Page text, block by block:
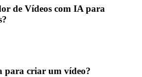
de Vídeos com IA para
para criar um vídeo?